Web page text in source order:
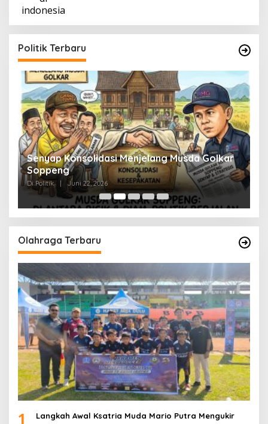
Politik Terbaru
Senyap Konsolidasi Menjelang Musda Golkar
Soppeng
Di Politik Juni 22, 2026
Olahraga Terbaru
1
Langkah Awal Ksatria Muda Mario Putra Mengukir